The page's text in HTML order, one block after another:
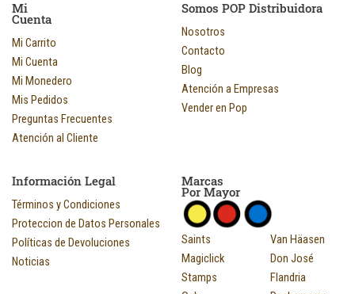
Mi
Cuenta
Mi Carrito
Mi Cuenta
Mi Monedero
Mis Pedidos
Preguntas Frecuentes
Atención al Cliente
Somos POP Distribuidora
Nosotros
Contacto
Blog
Atención a Empresas
Vender en Pop
Información Legal
Términos y Condiciones
Proteccion de Datos Personales
Políticas de Devoluciones
Noticias
Marcas
Por Mayor
Saints
Magiclick
Stamps
Van Häasen
Don José
Flandria